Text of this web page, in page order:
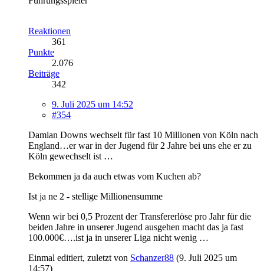
Reaktionen
361
Punkte
2.076
Beiträge
342
9. Juli 2025 um 14:52
#354
Damian Downs wechselt für fast 10 Millionen von Köln nach
England…er war in der Jugend für 2 Jahre bei uns ehe er zu
Köln gewechselt ist …
Bekommen ja da auch etwas vom Kuchen ab?
Ist ja ne 2 - stellige Millionensumme
Wenn wir bei 0,5 Prozent der Transfererlöse pro Jahr für die
beiden Jahre in unserer Jugend ausgehen macht das ja fast
100.000€….ist ja in unserer Liga nicht wenig …
Einmal editiert, zuletzt von Schanzer88 (9. Juli 2025 um
14:57)